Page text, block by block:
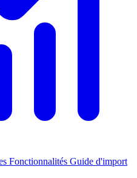
Fonctionnalités Guide d'import